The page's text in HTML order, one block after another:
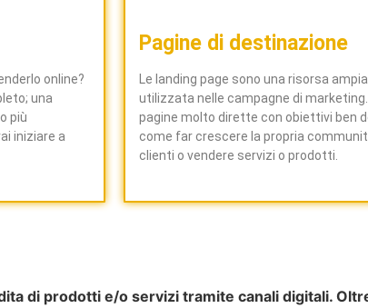
online?
una
più
iniziare a
Pagine di destinazione
Le landing page sono una risorsa
utilizzata nelle campagne di
pagine molto dirette con obiettivi ben
come far crescere la propria
clienti o vendere servizi o prodotti.
di prodotti e/o servizi tramite canali digitali.